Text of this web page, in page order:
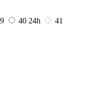
40 24h
41